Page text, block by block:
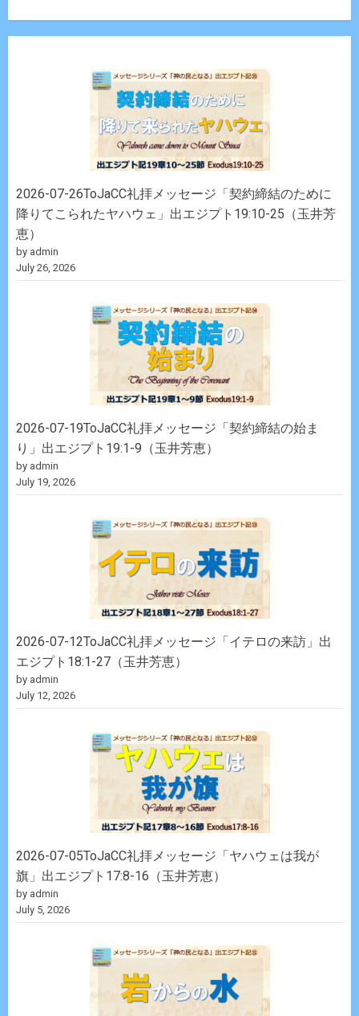
2026-07-26ToJaCC礼拝メッセージ「契約締結のために
降りてこられたヤハウェ」出エジプト19:10-25（玉井芳
恵）
by admin
July 26, 2026
2026-07-19ToJaCC礼拝メッセージ「契約締結の始ま
り」出エジプト19:1-9（玉井芳恵）
by admin
July 19, 2026
2026-07-12ToJaCC礼拝メッセージ「イテロの来訪」出
エジプト18:1-27（玉井芳恵）
by admin
July 12, 2026
2026-07-05ToJaCC礼拝メッセージ「ヤハウェは我が
旗」出エジプト17:8-16（玉井芳恵）
by admin
July 5, 2026